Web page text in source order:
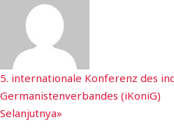
5. internationale Konferenz des
Germanistenverbandes (iKoniG)
Selanjutnya»